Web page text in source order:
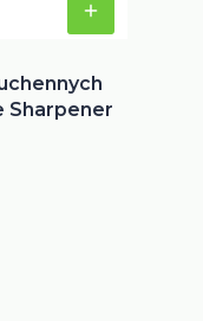
Sharpener